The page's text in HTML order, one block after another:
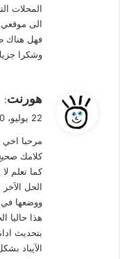
المحلات
الى
فهل هناك
وشكرا
ي
ق
ل
هورنت:
22 يوليو، 2010 الساعة 11:07 م
مرحبا اخي
كلامك
كما تعلم
الحل
ووضعها
هذا حاليا
بتحديث
الآيباد